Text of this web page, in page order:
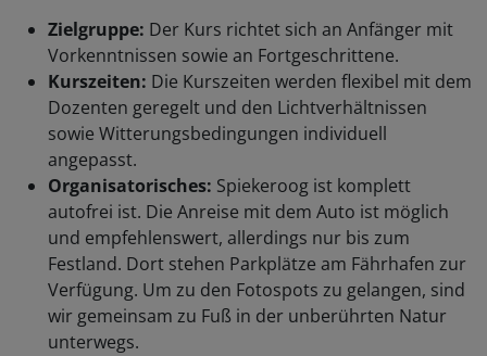
Zielgruppe: Der Kurs richtet sich an Anfänger mit
Vorkenntnissen sowie an Fortgeschrittene.
Kurszeiten: Die Kurszeiten werden flexibel mit dem
Dozenten geregelt und den Lichtverhältnissen
sowie Witterungsbedingungen individuell
angepasst.
Organisatorisches: Spiekeroog ist komplett
autofrei ist. Die Anreise mit dem Auto ist möglich
und empfehlenswert, allerdings nur bis zum
Festland. Dort stehen Parkplätze am Fährhafen zur
Verfügung. Um zu den Fotospots zu gelangen, sind
wir gemeinsam zu Fuß in der unberührten Natur
unterwegs.